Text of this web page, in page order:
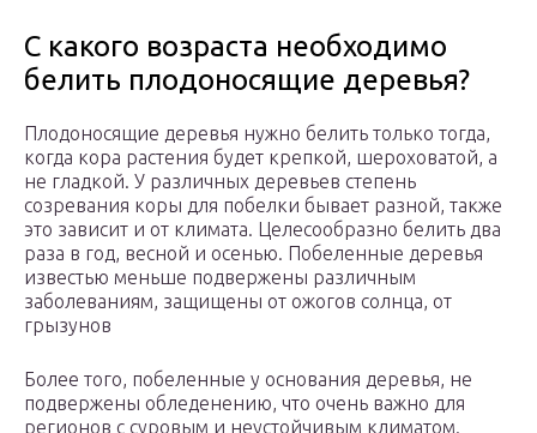
С какого возраста необходимо
белить плодоносящие деревья?
Плодоносящие деревья нужно белить только тогда,
когда кора растения будет крепкой, шероховатой, а
не гладкой. У различных деревьев степень
созревания коры для побелки бывает разной, также
это зависит и от климата. Целесообразно белить два
раза в год, весной и осенью. Побеленные деревья
известью меньше подвержены различным
заболеваниям, защищены от ожогов солнца, от
грызунов
Более того, побеленные у основания деревья, не
подвержены обледенению, что очень важно для
регионов с суровым и неустойчивым климатом.